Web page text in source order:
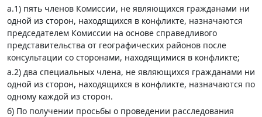
а.1) пять членов Комиссии, не являющихся гражданами ни
одной из сторон, находящихся в конфликте, назначаются
председателем Комиссии на основе справедливого
представительства от географических районов после
консультации со сторонами, находящимися в конфликте;
а.2) два специальных члена, не являющихся гражданами ни
одной из сторон, находящихся в конфликте, назначаются по
одному каждой из сторон.
б) По получении просьбы о проведении расследования